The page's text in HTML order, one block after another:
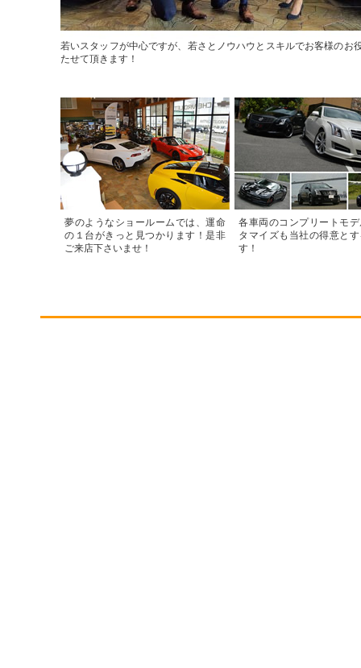
若いスタッフが中心ですが、若さとノウハウとスキルでお客様のお
たせて頂きます！
夢のようなショールームでは、運命
の１台がきっと見つかります！是非
ご来店下さいませ！
各車両のコンプリートモ
タマイズも当社の得意と
す！